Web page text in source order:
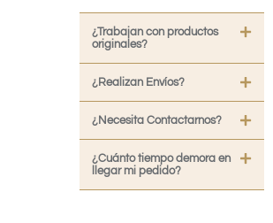
¿Trabajan con productos
originales?
¿Realizan Envíos?
¿Necesita Contactarnos?
¿Cuánto tiempo demora en
llegar mi pedido?